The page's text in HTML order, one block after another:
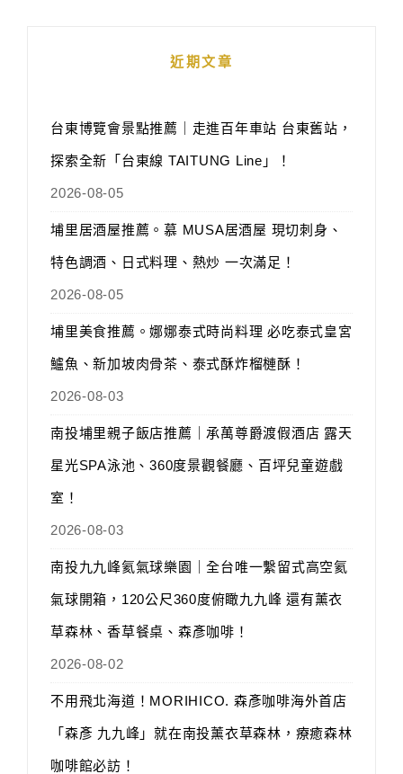
近期文章
台東博覽會景點推薦｜走進百年車站 台東舊站，
探索全新「台東線 TAITUNG Line」！
2026-08-05
埔里居酒屋推薦。慕 MUSA居酒屋 現切刺身、
特色調酒、日式料理、熱炒 一次滿足！
2026-08-05
埔里美食推薦。娜娜泰式時尚料理 必吃泰式皇宮
鱸魚、新加坡肉骨茶、泰式酥炸榴槤酥！
2026-08-03
南投埔里親子飯店推薦｜承萬尊爵渡假酒店 露天
星光SPA泳池、360度景觀餐廳、百坪兒童遊戲
室！
2026-08-03
南投九九峰氦氣球樂園｜全台唯一繫留式高空氦
氣球開箱，120公尺360度俯瞰九九峰 還有薰衣
草森林、香草餐桌、森彥咖啡！
2026-08-02
不用飛北海道！MORIHICO. 森彥咖啡海外首店
「森彥 九九峰」就在南投薰衣草森林，療癒森林
咖啡館必訪！